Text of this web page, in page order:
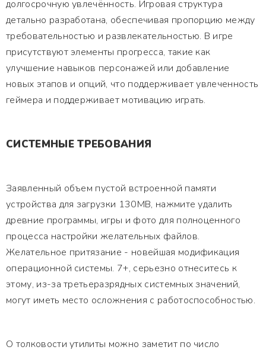
долгосрочную увлечённость. Игровая структура
детально разработана, обеспечивая пропорцию между
требовательностью и развлекательностью. В игре
присутствуют элементы прогресса, такие как
улучшение навыков персонажей или добавление
новых этапов и опций, что поддерживает увлеченность
геймера и поддерживает мотивацию играть.
СИСТЕМНЫЕ ТРЕБОВАНИЯ
Заявленный объем пустой встроенной памяти
устройства для загрузки 130MB, нажмите удалить
древние программы, игры и фото для полноценного
процесса настройки желательных файлов.
Желательное притязание - новейшая модификация
операционной системы. 7+, серьезно отнеситесь к
этому, из-за третьеразрядных системных значений,
могут иметь место осложнения с работоспособностью.
О толковости утилиты можно заметит по число